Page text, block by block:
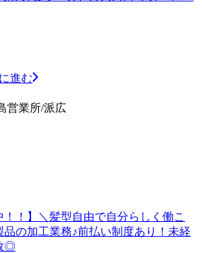
進む
営業所/派広
！！】＼髪型自由で自分らしく働こ
品の加工業務♪前払い制度あり！未経
◎